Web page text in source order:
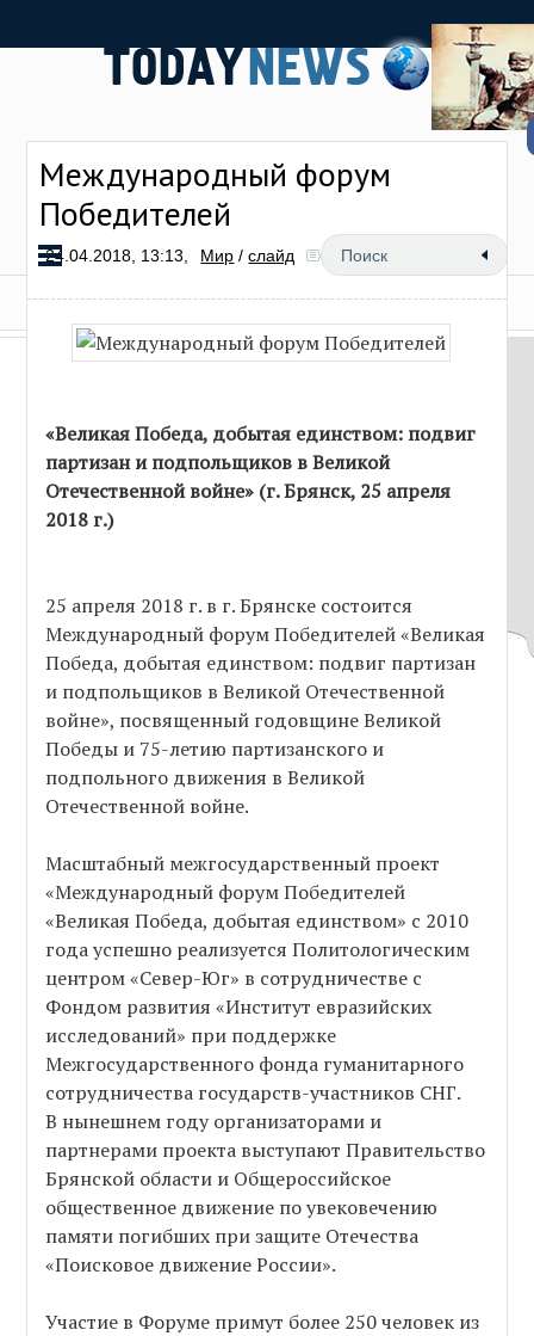
Международный форум
Победителей
24.04.2018, 13:13, Мир /слайд 7 067
«Великая Победа, добытая единством: подвиг
партизан и подпольщиков в Великой
Отечественной войне» (г. Брянск, 25 апреля
2018 г.)
25 апреля 2018 г. в г. Брянске состоится
Международный форум Победителей «Великая
Победа, добытая единством: подвиг партизан
и подпольщиков в Великой Отечественной
войне», посвященный годовщине Великой
Победы и 75-летию партизанского и
подпольного движения в Великой
Отечественной войне.
Масштабный межгосударственный проект
«Международный форум Победителей
«Великая Победа, добытая единством» с 2010
года успешно реализуется Политологическим
центром «Север-Юг» в сотрудничестве с
Фондом развития «Институт евразийских
исследований» при поддержке
Межгосударственного фонда гуманитарного
сотрудничества государств-участников СНГ.
В нынешнем году организаторами и
партнерами проекта выступают Правительство
Брянской области и Общероссийское
общественное движение по увековечению
памяти погибших при защите Отечества
«Поисковое движение России».
Участие в Форуме примут более 250 человек из